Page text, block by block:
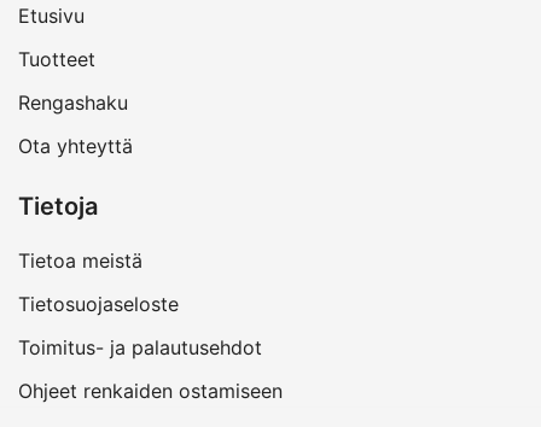
Etusivu
Tuotteet
Rengashaku
Ota yhteyttä
Tietoja
Tietoa meistä
Tietosuojaseloste
Toimitus- ja palautusehdot
Ohjeet renkaiden ostamiseen